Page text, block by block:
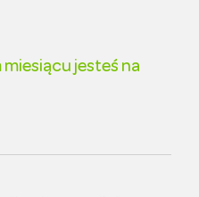
jesteś na